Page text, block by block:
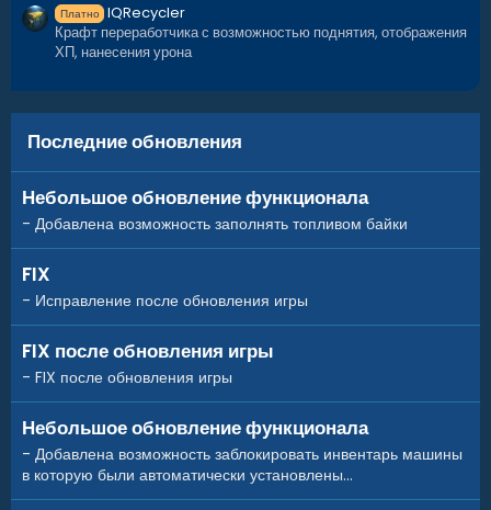
Платно IQRecycler
Крафт переработчика с возможностью поднятия, отображения
ХП, нанесения урона
Последние обновления
Небольшое обновление функционала
- Добавлена возможность заполнять топливом байки
FIX
- Исправление после обновления игры
FIX после обновления игры
- FIX после обновления игры
Небольшое обновление функционала
- Добавлена возможность заблокировать инвентарь машины
в которую были автоматически установлены...